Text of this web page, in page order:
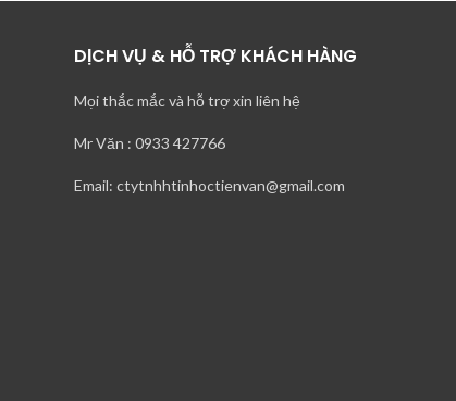
DỊCH VỤ & HỖ TRỢ KHÁCH HÀNG
Mọi thắc mắc và hỗ trợ xin liên hệ
Mr Văn : 0933 427766
Email: ctytnhhtinhoctienvan@gmail.com